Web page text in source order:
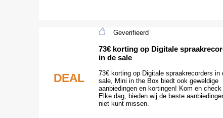
DEAL
Geverifieerd
73€ korting op Digitale
in de sale
73€ korting op Digitale spraakrecorders in
sale, Mini in the Box biedt ook geweldige
aanbiedingen en kortingen! Kom en check
Elke dag, bieden wij de beste
niet kunt missen.